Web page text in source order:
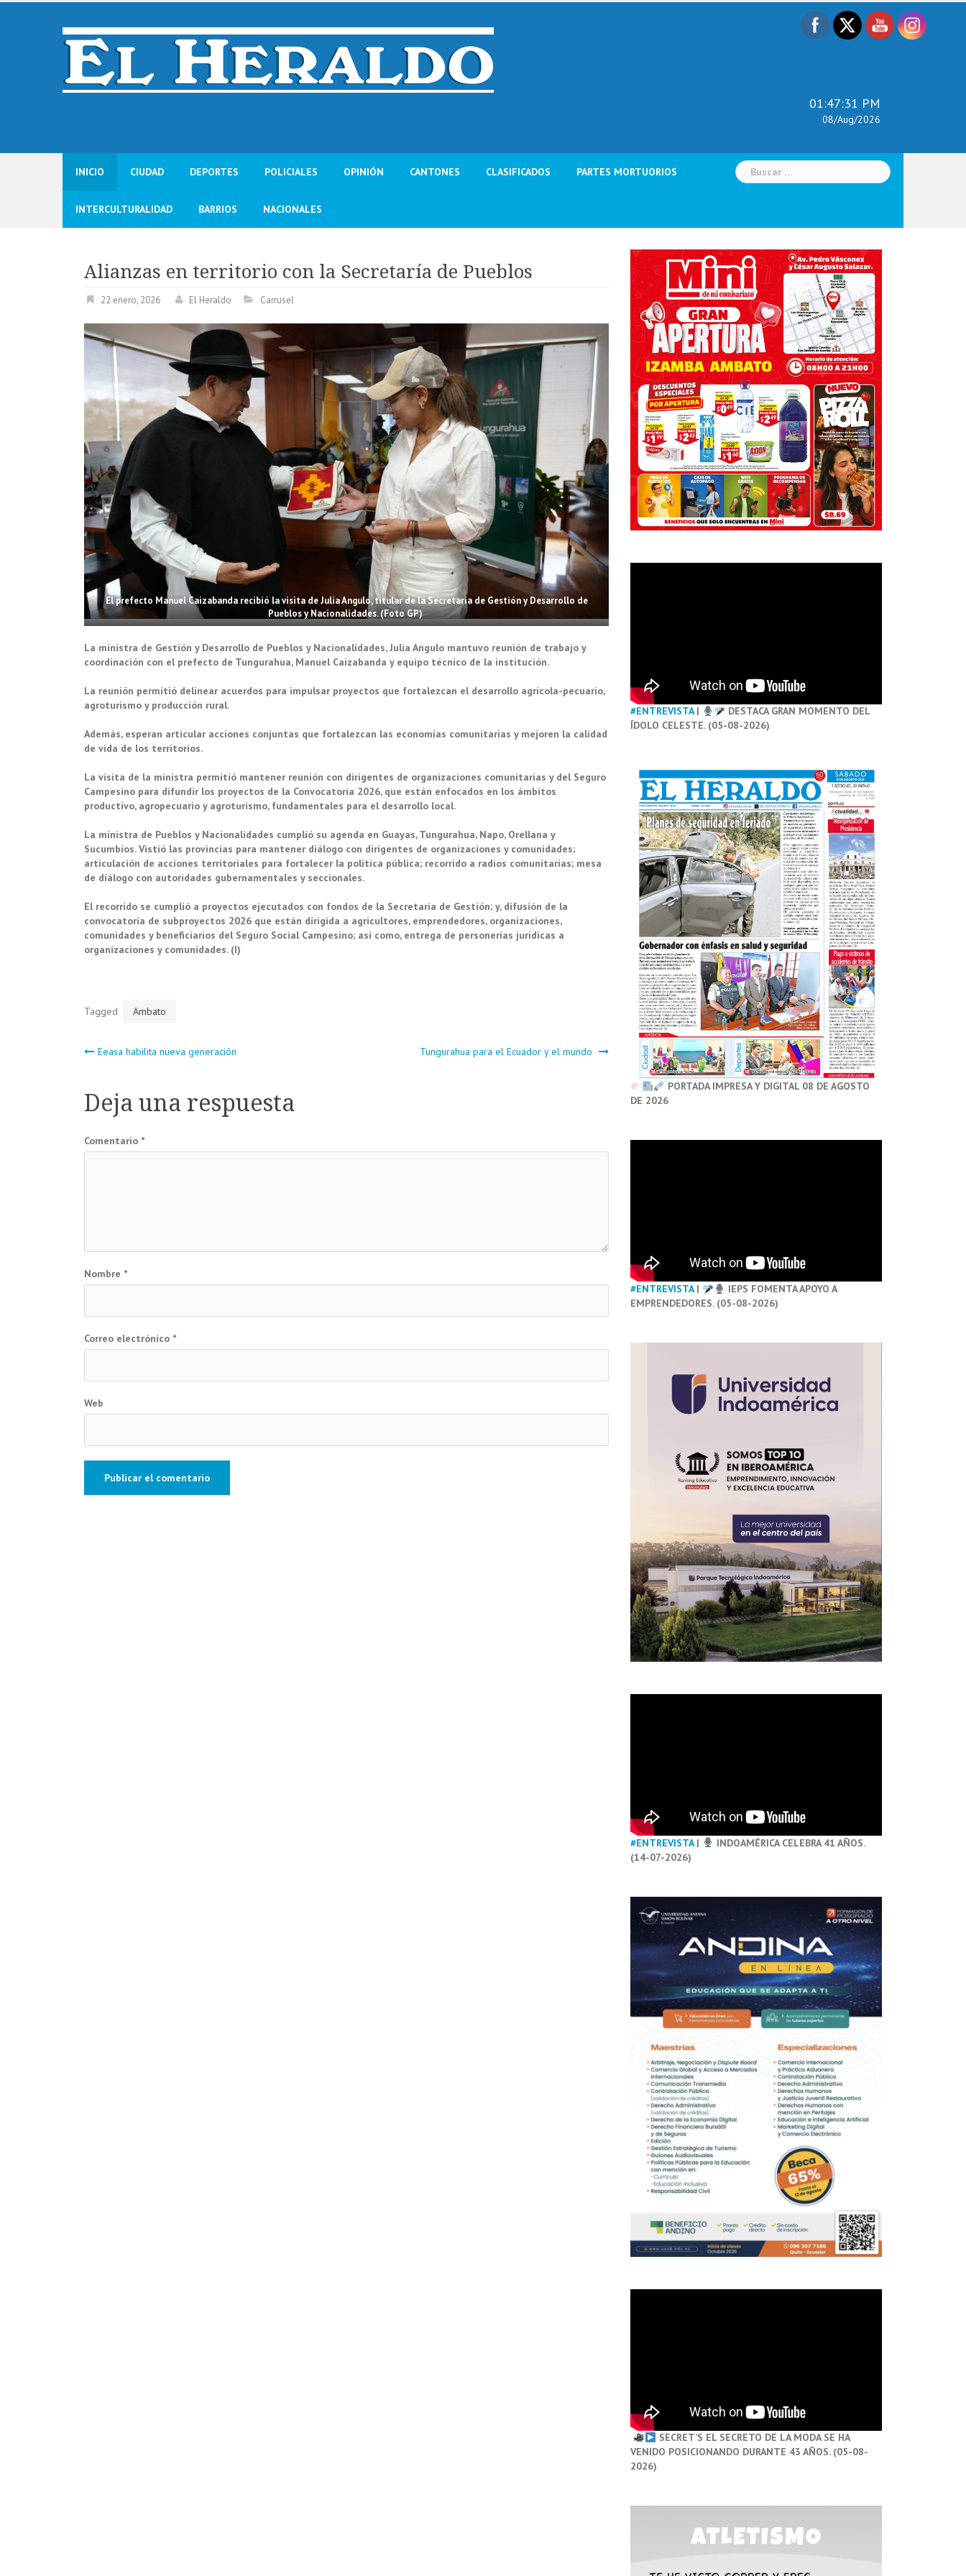
Skip
01:47:32 PM
08/Aug/2026
INICIO CIUDAD DEPORTES POLICIALES OPINIÓN CANTONES CLASIFICADOS PARTES MORTUORIOS
INTERCULTURALIDAD BARRIOS NACIONALES
Buscar:
Alianzas en territorio con la Secretaría de Pueblos
22 enero, 2026 El Heraldo Carrusel
El prefecto Manuel Caizabanda recibió la visita de Julia Angulo, titular de la Secretaría de Gestión y Desarrollo de
Pueblos y Nacionalidades. (Foto GP)
La ministra de Gestión y Desarrollo de Pueblos y Nacionalidades, Julia Angulo mantuvo reunión de trabajo y
coordinación con el prefecto de Tungurahua, Manuel Caizabanda y equipo técnico de la institución.
La reunión permitió delinear acuerdos para impulsar proyectos que fortalezcan el desarrollo agrícola-pecuario,
agroturismo y producción rural.
Además, esperan articular acciones conjuntas que fortalezcan las economías comunitarias y mejoren la calidad
de vida de los territorios.
La visita de la ministra permitió mantener reunión con dirigentes de organizaciones comunitarias y del Seguro
Campesino para difundir los proyectos de la Convocatoria 2026, que están enfocados en los ámbitos
productivo, agropecuario y agroturismo, fundamentales para el desarrollo local.
La ministra de Pueblos y Nacionalidades cumplió su agenda en Guayas, Tungurahua, Napo, Orellana y
Sucumbíos. Vistió las provincias para mantener diálogo con dirigentes de organizaciones y comunidades;
articulación de acciones territoriales para fortalecer la política pública; recorrido a radios comunitarias; mesa
de diálogo con autoridades gubernamentales y seccionales.
El recorrido se cumplió a proyectos ejecutados con fondos de la Secretaría de Gestión; y, difusión de la
convocatoria de subproyectos 2026 que están dirigida a agricultores, emprendedores, organizaciones,
comunidades y beneficiarios del Seguro Social Campesino; así como, entrega de personerías jurídicas a
organizaciones y comunidades. (I)
Tagged Ambato
Navegación
de
entradas
Eeasa habilita nueva generación Tungurahua para el Ecuador y el mundo
Deja una respuesta
Comentario *
Nombre *
Correo electrónico *
Web
#ENTREVISTA|
DESTACA GRAN MOMENTO DEL
ÍDOLO CELESTE. (05-08-2026)
PORTADA IMPRESA Y DIGITAL 08 DE AGOSTO
DE 2026
#ENTREVISTA|
IEPS FOMENTA APOYO A
EMPRENDEDORES. (05-08-2026)
#ENTREVISTA|
INDOAMÉRICA CELEBRA 41 AÑOS.
(14-07-2026)
SECRET’S EL SECRETO DE LA MODA SE HA
VENIDO POSICIONANDO DURANTE 43 AÑOS. (05-08-
2026)